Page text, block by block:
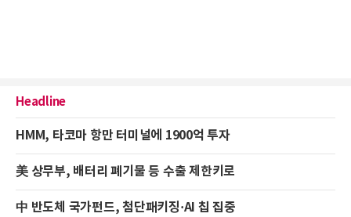
Headline
HMM, 타코마 항만 터미널에 1900억 투자
美 상무부, 배터리 폐기물 등 수출 제한키로
中 반도체 국가펀드, 첨단패키징·AI 칩 집중